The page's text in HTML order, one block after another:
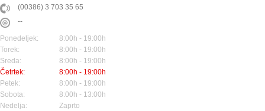
(00386) 3 703 35 65
--
Ponedeljek:
8:00h - 19:00h
Torek:
8:00h - 19:00h
Sreda:
8:00h - 19:00h
Četrtek:
8:00h - 19:00h
Petek:
8:00h - 19:00h
Sobota:
8:00h - 13:00h
Nedelja:
Zaprto